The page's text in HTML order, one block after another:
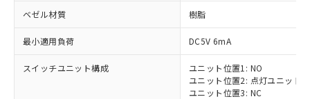
ベゼル材質 樹脂
最小適用負荷 DC5V 6mA
スイッチユニット構成
ユニット位置1: NO
ユニット位置2: 点灯ユニット
ユニット位置3: NC